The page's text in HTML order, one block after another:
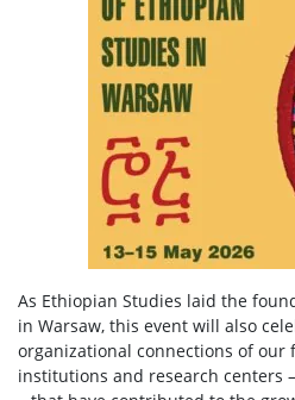
As Ethiopian Studies laid the
in Warsaw, this event will also
organizational connections of our
institutions and research centers